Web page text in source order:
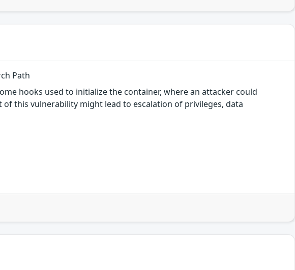
Path
hooks used to initialize the container, where an attacker could
this vulnerability might lead to escalation of privileges, data